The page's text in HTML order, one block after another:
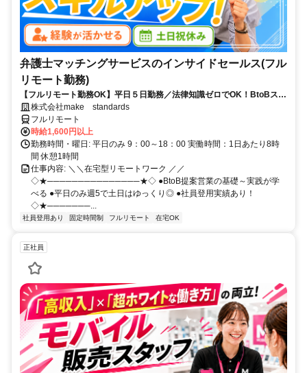
弁護士マッチングサービスのインサイドセールス(フル
リモート勤務)
【フルリモート勤務OK】平日５日勤務／法律知識ゼロでOK！BtoBスキ
ルが身につく営業職
株式会社make standards
フルリモート
時給1,600円以上
勤務時間・曜日: 平日のみ 9：00～18：00 実働時間：1日あたり8時
間 休憩1時間
仕事内容: ＼＼在宅型リモートワーク ／／
◇★───────────────★◇ ●BtoB提案営業の基礎～実践が学
べる ●平日のみ週5で土日はゆっくり◎ ●社員登用実績あり！
◇★───────...
社員登用あり 固定時間制 フルリモート 在宅OK
正社員